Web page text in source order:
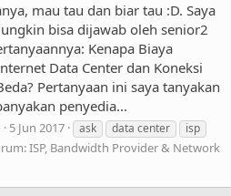
mau tau dan biar tau :D. Saya
bisa dijawab oleh senior2
Kenapa Biaya
Data Center dan Koneksi
Pertanyaan ini saya tanyakan
penyedia...
5 Jun 2017 ask data center
isp
ISP, Bandwidth Provider & Network